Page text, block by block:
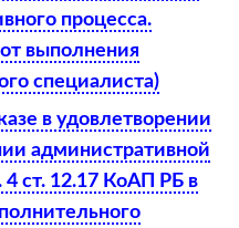
процесса.
выполнения
специалиста)
в удовлетворении
административной
4 ст. 12.17 КоАП РБ в